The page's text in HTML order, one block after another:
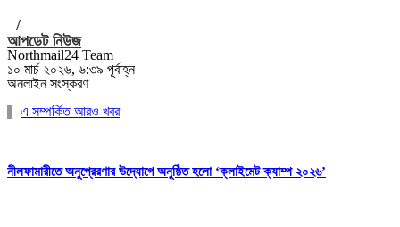
/
আপডেট নিউজ
Northmail24 Team
১০ মার্চ ২০২৬, ৬:৩৯ পূর্বাহ্ন
অনলাইন সংস্করণ
এ সম্পর্কিত আরও খবর
নীলফামারীতে অনুপ্রেরণার উদ্যোগে অনুষ্ঠিত হলো ‘ক্লাইমেট ক্যাম্প ২০২৬’